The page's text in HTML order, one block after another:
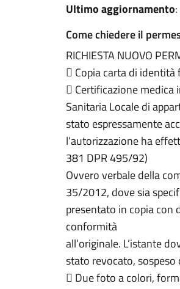
Ultimo aggiornamento
Come chiedere il
RICHIESTANUOVO
 Copiacarta di identità
 Certificazione medica
Sanitaria Locale di
stato espressamente
l’autorizzazione ha
381 DPR 495/92)
Ovveroverbale della
35/2012, dove sia
presentato in copia con
conformità
all’originale. L’istante
stato revocato,
 Due fotoa colori,